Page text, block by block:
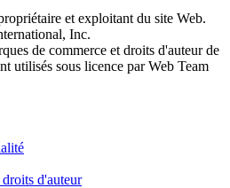
et exploitant du site Web.
Inc.
de commerce et droits d'auteur de
utilisés sous licence par Web Team
d'auteur